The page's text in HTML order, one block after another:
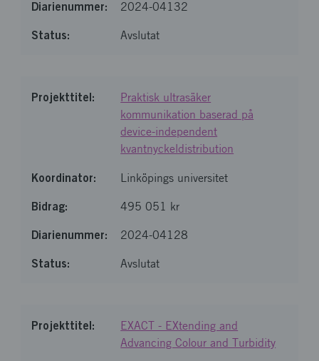
2024-04132
Avslutat
Praktisk ultrasäker
kommunikation baserad på
device-independent
kvantnyckeldistribution
Linköpings universitet
495 051 kr
2024-04128
Avslutat
EXACT - EXtending and
Advancing Colour and Turbidity